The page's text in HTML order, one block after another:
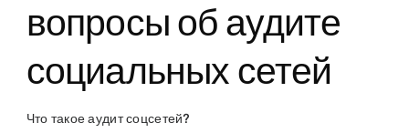
вопросы об аудите
социальных сетей
Что такое аудит соцсетей?